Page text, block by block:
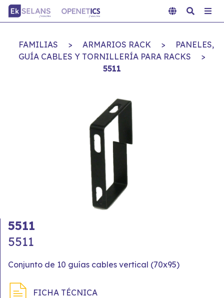
FAMILIAS > ARMARIOS RACK >
PANELES,
GUÍA CABLES Y TORNILLERÍA PARA RACKS
>
5511
5511
5511
Conjunto de 10 guías cables vertical (70x95)
FICHA TÉCNICA